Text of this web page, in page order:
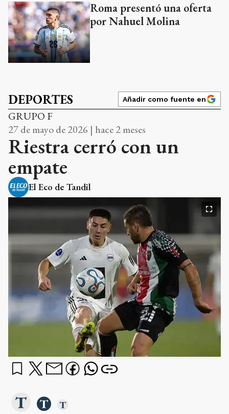
Roma presentó una oferta
por Nahuel Molina
DEPORTES Añadir como fuente en
GRUPO F
27 de mayo de 2026 | hace 2 meses
Riestra cerró con un
empate
El Eco de Tandil